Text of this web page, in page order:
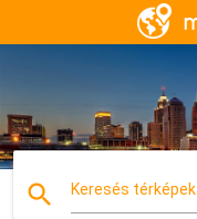
search Keresés térképek